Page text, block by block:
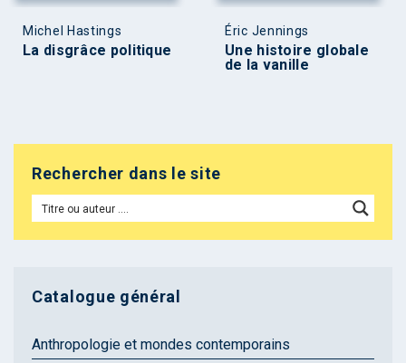
Michel Hastings
La disgrâce politique
Éric Jennings
Une histoire globale
de la vanille
Rechercher dans le site
Catalogue général
Anthropologie et mondes contemporains